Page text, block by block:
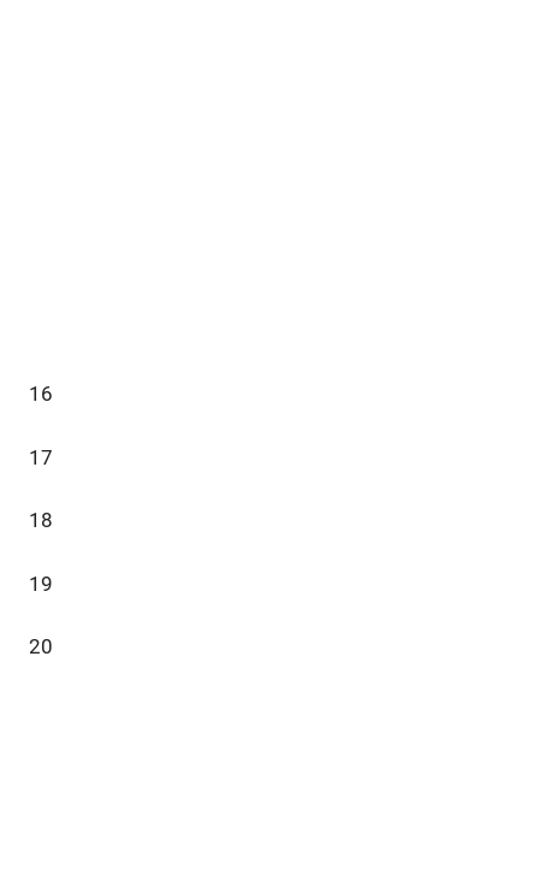
16
17
18
19
20